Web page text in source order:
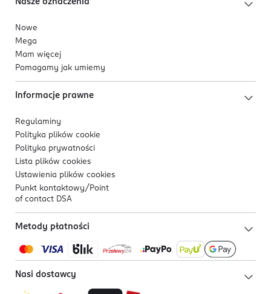
Nasze oznaczenia
Nowe
Mega
Mam więcej
Pomagamy jak umiemy
Informacje prawne
Regulaminy
Polityka plików cookie
Polityka prywatności
Lista plików cookies
Ustawienia plików cookies
Punkt kontaktowy/ Point
of contact DSA
Metody płatności
Nasi dostawcy